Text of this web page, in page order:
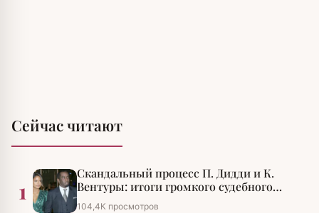
Сейчас читают
1
Скандальный процесс П. Дидди и К.
Вентуры: итоги громкого судебного
разбирательства
104,4К просмотров